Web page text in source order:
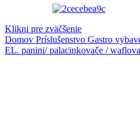
Klikni pre zväčšenie
Domov Príslušenstvo Gastro
EL. panini/ palacinkovače /